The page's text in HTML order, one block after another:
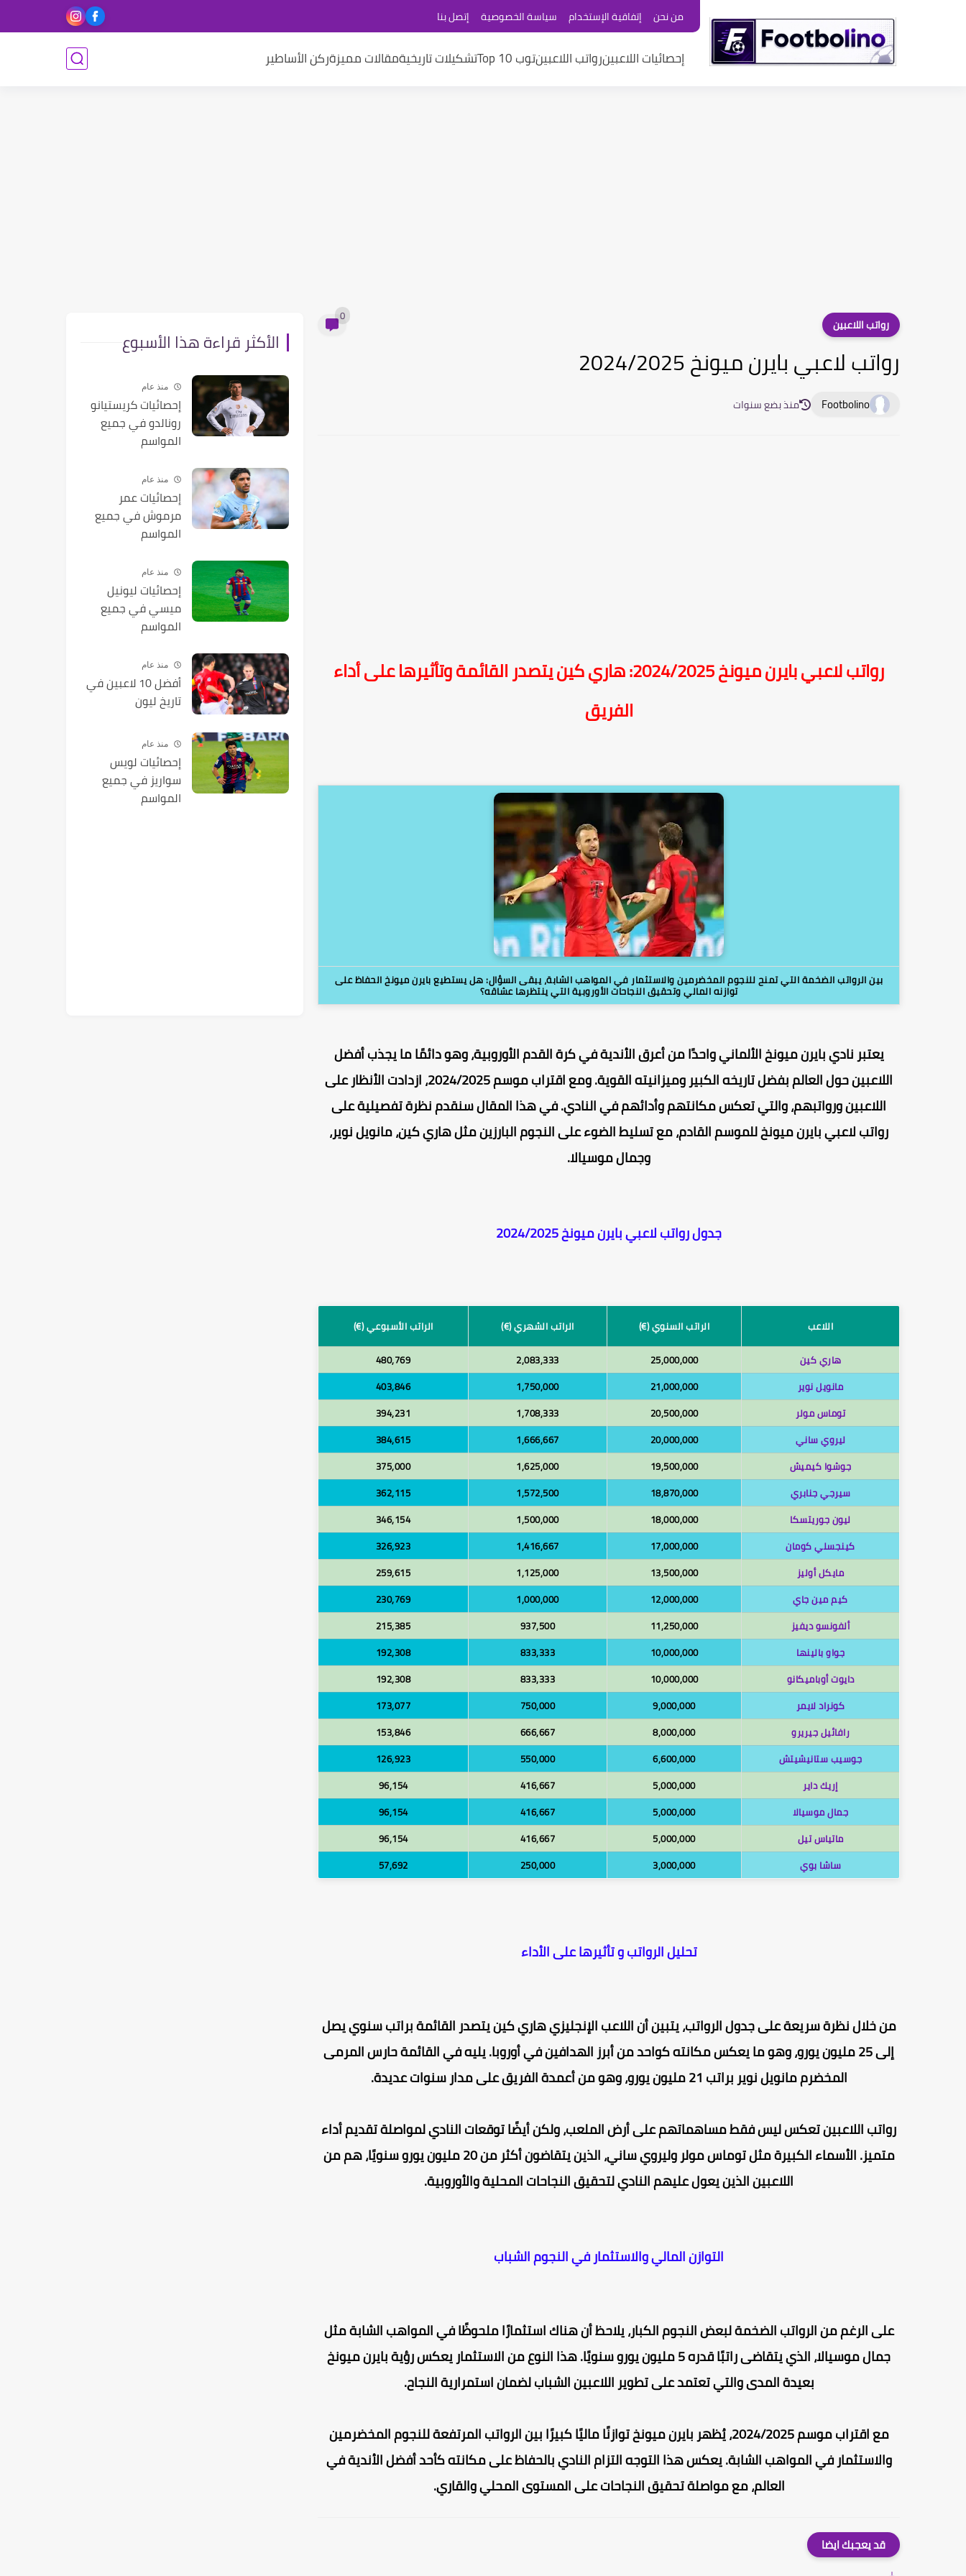
من نحن إتفاقية الإستخدام سياسة الخصوصية إتصل بنا
إحصائيات اللاعبينرواتب اللاعبينتوب 10 Top تشكيلات تاريخيةمقالات مميزةركن الأساطير
رواتب اللاعبين 0
رواتب لاعبي بايرن ميونخ 2024/2025
Footbolino منذ بضع سنوات
رواتب لاعبي بايرن ميونخ 2024/2025: هاري كين يتصدر القائمة وتأثيرها على أداء
الفريق
بين الرواتب الضخمة التي تمنح للنجوم المخضرمين والاستثمار في المواهب الشابة، يبقى السؤال: هل يستطيع بايرن ميونخ الحفاظ على
توازنه المالي وتحقيق النجاحات الأوروبية التي ينتظرها عشاقه؟
يعتبر نادي بايرن ميونخ الألماني واحدًا من أعرق الأندية في كرة القدم الأوروبية، وهو دائمًا ما يجذب أفضل
اللاعبين حول العالم بفضل تاريخه الكبير وميزانيته القوية. ومع اقتراب موسم 2024/2025، ازدادت الأنظار على
اللاعبين ورواتبهم، والتي تعكس مكانتهم وأدائهم في النادي. في هذا المقال سنقدم نظرة تفصيلية على
رواتب لاعبي بايرن ميونخ للموسم القادم، مع تسليط الضوء على النجوم البارزين مثل هاري كين، مانويل نوير،
وجمال موسيالا.
جدول رواتب لاعبي بايرن ميونخ 2024/2025
اللاعب الراتب السنوي (€) الراتب الشهري (€)
الراتب الأسبوعي (€)
هاري كين
25,000,000
2,083,333
480,769
مانويل نوير
21,000,000
1,750,000
403,846
توماس مولر
20,500,000
1,708,333
394,231
ليروي ساني
20,000,000
1,666,667
384,615
جوشوا كيميش
19,500,000
1,625,000
375,000
سيرجي جنابري
18,870,000
1,572,500
362,115
ليون جوريتسكا
18,000,000
1,500,000
346,154
كينجسلي كومان
17,000,000
1,416,667
326,923
مايكل أوليز
13,500,000
1,125,000
259,615
كيم مين جاي
12,000,000
1,000,000
230,769
ألفونسو ديفيز
11,250,000
937,500
215,385
جواو بالينها
10,000,000
833,333
192,308
دايوت أوباميكانو
10,000,000
833,333
192,308
كونراد لايمر
9,000,000
750,000
173,077
رافائيل جيريرو
8,000,000
666,667
153,846
جوسيب ستانيشيتش
6,600,000
550,000
126,923
إريك داير
5,000,000
416,667
96,154
جمال موسيالا
5,000,000
416,667
96,154
ماتياس تيل
5,000,000
416,667
96,154
ساشا بوي
3,000,000
250,000
57,692
تحليل الرواتب و تأثيرها على الأداء
من خلال نظرة سريعة على جدول الرواتب، يتبين أن اللاعب الإنجليزي هاري كين يتصدر القائمة براتب سنوي يصل
إلى 25 مليون يورو، وهو ما يعكس مكانته كواحد من أبرز الهدافين في أوروبا. يليه في القائمة حارس المرمى
المخضرم مانويل نوير براتب 21 مليون يورو، وهو من أعمدة الفريق على مدار سنوات عديدة.
رواتب اللاعبين تعكس ليس فقط مساهماتهم على أرض الملعب، ولكن أيضًا توقعات النادي لمواصلة تقديم أداء
متميز. الأسماء الكبيرة مثل توماس مولر وليروي ساني، الذين يتقاضون أكثر من 20 مليون يورو سنويًا، هم من
اللاعبين الذين يعول عليهم النادي لتحقيق النجاحات المحلية والأوروبية.
التوازن المالي والاستثمار في النجوم الشباب
على الرغم من الرواتب الضخمة لبعض النجوم الكبار، يلاحظ أن هناك استثمارًا ملحوظًا في المواهب الشابة مثل
جمال موسيالا، الذي يتقاضى راتبًا قدره 5 مليون يورو سنويًا. هذا النوع من الاستثمار يعكس رؤية بايرن ميونخ
بعيدة المدى والتي تعتمد على تطوير اللاعبين الشباب لضمان استمرارية النجاح.
مع اقتراب موسم 2024/2025، يُظهر بايرن ميونخ توازنًا ماليًا كبيرًا بين الرواتب المرتفعة للنجوم المخضرمين
والاستثمار في المواهب الشابة. يعكس هذا التوجه التزام النادي بالحفاظ على مكانته كأحد أفضل الأندية في
العالم، مع مواصلة تحقيق النجاحات على المستوى المحلي والقاري.
قد يعجبك ايضا
الأكثر قراءة هذا الأسبوع
منذ عام
إحصائيات كريستيانو
رونالدو في جميع
المواسم
منذ عام
إحصائيات عمر
مرموش في جميع
المواسم
منذ عام
إحصائيات ليونيل
ميسي في جميع
المواسم
منذ عام
أفضل 10 لاعبين في
تاريخ ليون
منذ عام
إحصائيات لويس
سواريز في جميع
المواسم